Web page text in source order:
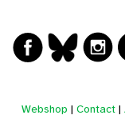
Webshop | Contact |